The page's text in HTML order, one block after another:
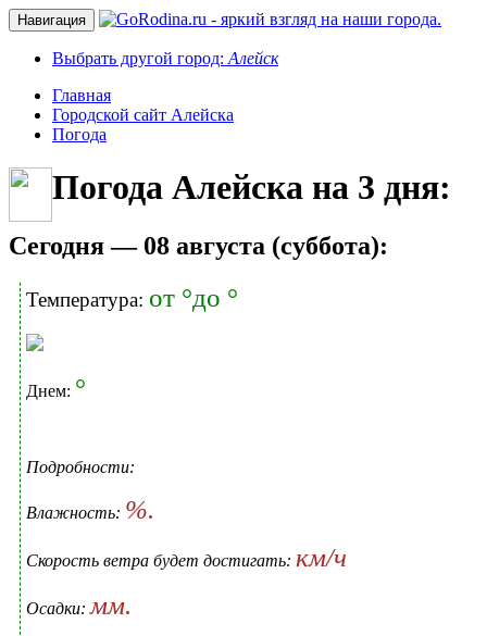
Навигация
Выбрать другой город: Алейск
Главная
Городской сайт Алейска
Погода
Погода Алейска на 3 дня:
Cегодня — 08 августа (суббота):
Температура: от °до °
Днем: °
Подробности:
Влажность: %.
Скорость ветра будет достигать: км/ч
Осадки:мм.